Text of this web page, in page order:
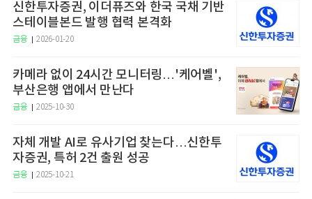
신한투자증권, 이더퓨즈와 한국 국채 기반
스테이블본드 발행 협력 본격화
금융 2026-01-20
카메라 없이 24시간 모니터링…'케어벨',
부산은행 앱에서 만난다
금융 2025-10-30
자체 개발 AI로 유사기업 찾는다…신한투
자증권, 특허 2건 출원 성공
금융 2025-10-21